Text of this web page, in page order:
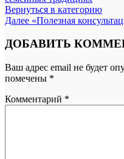
Вернуться в категорию
Далее «Полезная
ДОБАВИТЬ
Ваш адрес email не будет
помечены *
Комментарий *